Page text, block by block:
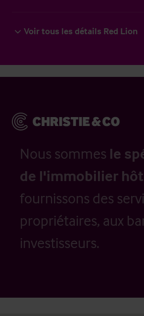
Voir tous les détails Red Lion
Nous sommes le
de l'immobilier
fournissons des
propriétaires, aux
investisseurs.